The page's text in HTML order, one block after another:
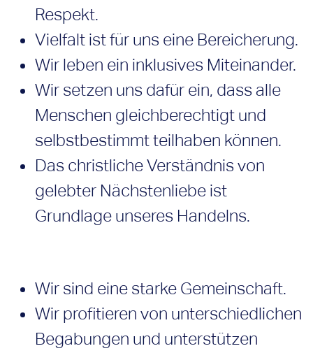
Respekt.
Vielfalt ist für uns eine Bereicherung.
Wir leben ein inklusives Miteinander.
Wir setzen uns dafür ein, dass alle
Menschen gleichberechtigt und
selbstbestimmt teilhaben können.
Das christliche Verständnis von
gelebter Nächstenliebe ist
Grundlage unseres Handelns.
Wir sind eine starke Gemeinschaft.
Wir profitieren von unterschiedlichen
Begabungen und unterstützen